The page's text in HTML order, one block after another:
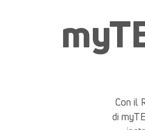
Con il
di